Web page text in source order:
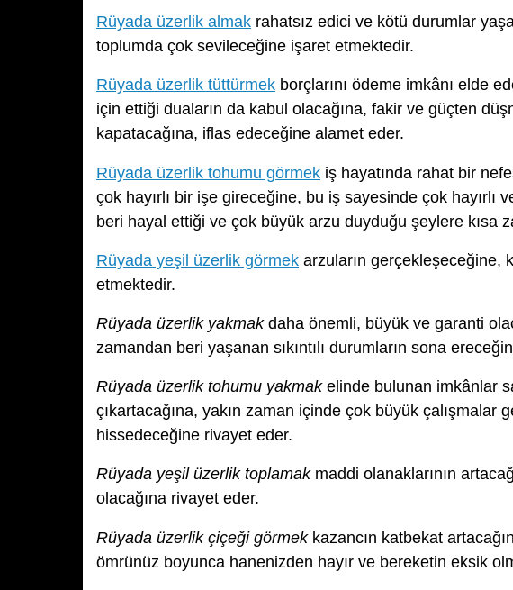
Rüyada üzerlik almak rahatsız edici ve kötü durumlar
toplumda çok sevileceğine işaret etmektedir.
Rüyada üzerlik tüttürmek borçlarını ödeme imkânı elde
için ettiği duaların da kabul olacağına, fakir ve güçten
kapatacağına, iflas edeceğine alamet eder.
Rüyada üzerlik tohumu görmek iş hayatında rahat bir
çok hayırlı bir işe gireceğine, bu iş sayesinde çok hayırlı
beri hayal ettiği ve çok büyük arzu duyduğu şeylere kısa
Rüyada yeşil üzerlik görmek arzuların gerçekleşeceğine,
etmektedir.
Rüyada üzerlik yakmakdaha önemli, büyük ve garanti
zamandan beri yaşanan sıkıntılı durumların sona
Rüyada üzerlik tohumu yakmakelinde bulunan imkânlar
çıkartacağına, yakın zaman içinde çok büyük çalışmalar
hissedeceğine rivayet eder.
Rüyada yeşil üzerlik toplamakmaddi olanaklarının
olacağına rivayet eder.
Rüyada üzerlik çiçeği görmekkazancın katbekat
ömrünüz boyunca hanenizden hayır ve bereketin eksik